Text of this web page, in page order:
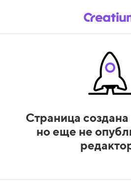
Страница создана
но еще не